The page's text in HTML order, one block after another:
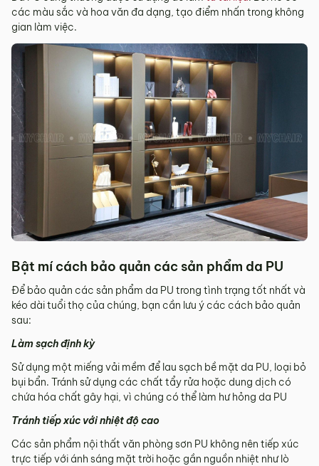
các màu sắc và hoa văn đa dạng, tạo điểm nhấn trong không
gian làm việc.
Bật mí cách bảo quản các sản phẩm da PU
Để bảo quản các sản phẩm da PU trong tình trạng tốt nhất và
kéo dài tuổi thọ của chúng, bạn cần lưu ý các cách bảo quản
sau:
Làm sạch định kỳ
Sử dụng một miếng vải mềm để lau sạch bề mặt da PU, loại bỏ
bụi bẩn. Tránh sử dụng các chất tẩy rửa hoặc dung dịch có
chứa hóa chất gây hại, vì chúng có thể làm hư hỏng da PU
Tránh tiếp xúc với nhiệt độ cao
Các sản phẩm nội thất văn phòng sơn PU không nên tiếp xúc
trực tiếp với ánh sáng mặt trời hoặc gần nguồn nhiệt như lò